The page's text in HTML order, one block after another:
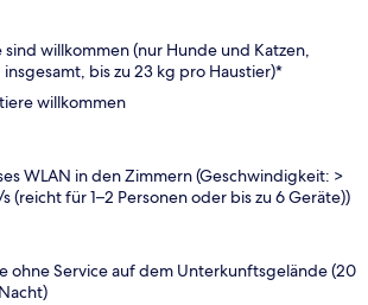
sind willkommen (nur Hunde und Katzen,
insgesamt, bis zu 23 kg pro Haustier)*
willkommen
WLAN in den Zimmern (Geschwindigkeit: >
(reicht für 1–2 Personen oder bis zu 6 Geräte))
ohne Service auf dem Unterkunftsgelände (20